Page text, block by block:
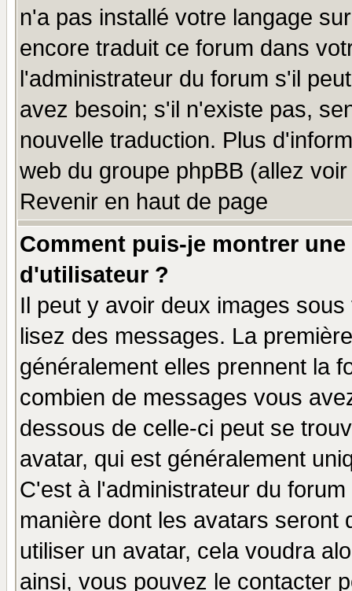
n'a pas installé votre langage
encore traduit ce forum dans
l'administrateur du forum s'il
avez besoin; s'il n'existe pas,
nouvelle traduction. Plus
web du groupe phpBB (allez
Revenir en haut de page
Comment puis-je montrer
d'utilisateur ?
Il peut y avoir deux images
lisez des messages. La
généralement elles prennent la
combien de messages vous
dessous de celle-ci peut se
avatar, qui est généralement
C'est à l'administrateur du
manière dont les avatars seront
utiliser un avatar, cela voudra
ainsi, vous pouvez le contacter